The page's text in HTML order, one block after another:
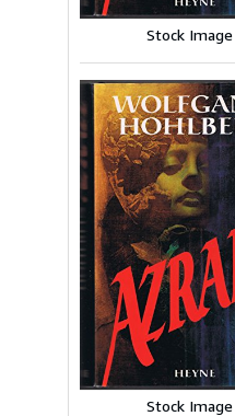
Stock Image
Stock Image